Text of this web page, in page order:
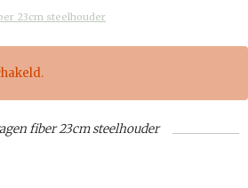
23cm steelhouder
fiber 23cm steelhouder